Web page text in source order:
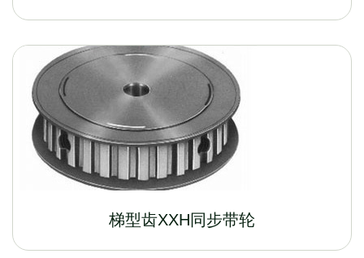
梯型齿XXH同步带轮